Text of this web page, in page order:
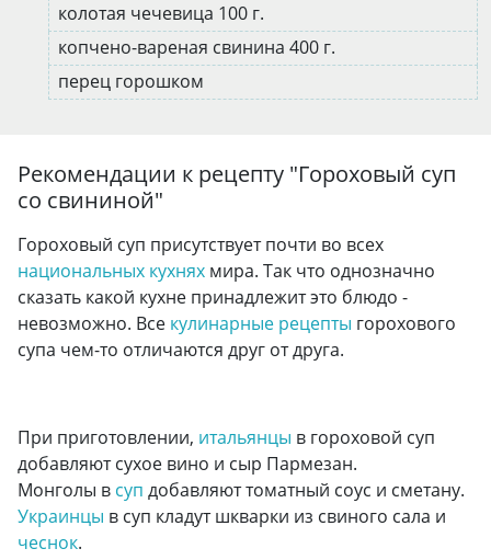
колотая чечевица 100 г.
копчено-вареная свинина 400 г.
перец горошком
Рекомендации к рецепту "Гороховый суп
со свининой"
Гороховый суп присутствует почти во всех
национальных кухнях мира. Так что однозначно
сказать какой кухне принадлежит это блюдо -
невозможно. Все кулинарные рецепты горохового
супа чем-то отличаются друг от друга.
При приготовлении, итальянцы в гороховой суп
добавляют сухое вино и сыр Пармезан.
Монголы в суп добавляют томатный соус и сметану.
Украинцы в суп кладут шкварки из свиного сала и
чеснок.